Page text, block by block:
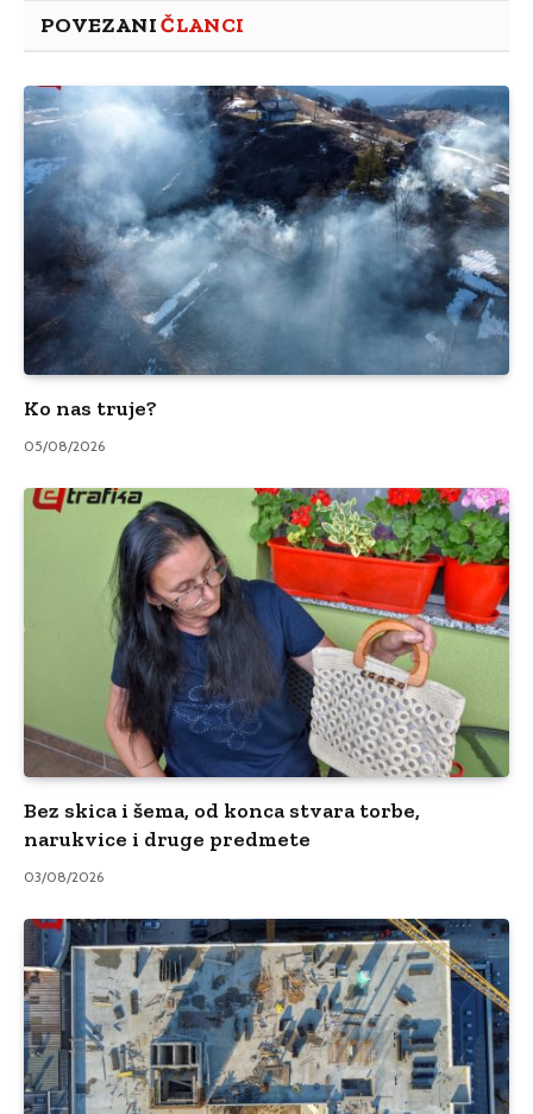
POVEZANIČLANCI
Ko nas truje?
05/08/2026
Bez skica i šema, od konca stvara torbe,
narukvice i druge predmete
03/08/2026